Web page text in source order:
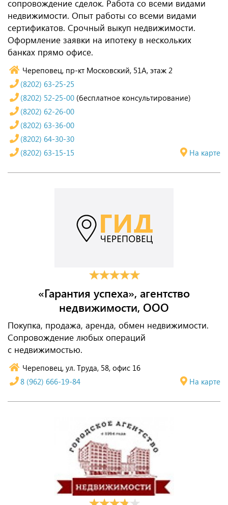
сопровождение сделок. Работа со всеми видами
недвижимости. Опыт работы со всеми видами
сертификатов. Срочный выкуп недвижимости.
Оформление заявки на ипотеку в нескольких
банках прямо офисе.
Череповец, пр-кт Московский, 51А, этаж 2
На карте
(8202) 63-25-25
(8202) 52-25-00 (бесплатное консультирование)
(8202) 62-26-00
(8202) 63-36-00
(8202) 64-30-30
(8202) 63-15-15
«Гарантия успеха», агентство
недвижимости, ООО
Покупка, продажа, аренда, обмен недвижимости.
Сопровождение любых операций
с недвижимостью.
Череповец, ул. Труда, 58, офис 16
На карте
8 (962) 666-19-84